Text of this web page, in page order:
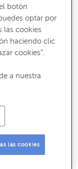
permite
sucesivo, es
y son
el cobro de
volver a
botón
optar por
las cookies
haciendo clic
cookies”.
a nuestra
las cookies